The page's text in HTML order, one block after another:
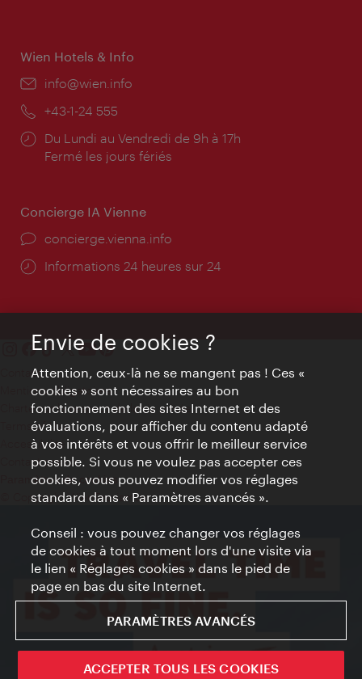
Wien Hotels & Info
E-
info@wien.info
Téléphone:
+43-1-24 555
Horaires
d'ouverture:
Du Lundi au Vendredi de 9h à 17h
Fermé les jours fériés
Concierge IA Vienne
Ort:
concierge.vienna.info
Öffnungszeiten:
Informations 24 heures sur 24
Contact
Mentions obligatoires
Charte sur le respect de la vie privée
Terms of Use
Accessibilité
Contact presse
Paramètres de cookies
© Copyright WienTourismus
Envie de cookies ?
Attention, ceux-là ne se mangent pas ! Ces «
cookies » sont nécessaires au bon
fonctionnement des sites Internet et des
évaluations, pour afficher du contenu adapté
à vos intérêts et vous offrir le meilleur service
possible. Si vous ne voulez pas accepter ces
cookies, vous pouvez modifier vos réglages
standard dans « Paramètres avancés ».
Conseil : vous pouvez changer vos réglages
de cookies à tout moment lors d'une visite via
le lien « Réglages cookies » dans le pied de
page en bas du site Internet.
PARAMÈTRES AVANCÉS
ACCEPTER TOUS LES COOKIES